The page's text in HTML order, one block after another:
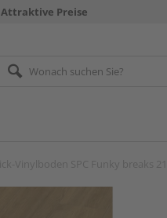
Attraktive Preise